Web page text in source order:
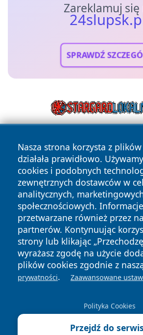
Zareklamuj się
SPRAWDŹ
Nasza strona korzysta z
działała prawidłowo.
cookies i podobnych
zewnętrznych dostawców w
analitycznych,
społecznościowych.
przetwarzane również przez
partnerów. Kontynuując
strony lub klikając
wyrażasz zgodę na użycie
plików cookies zgodnie z
prywatności. Zaawansowane
Polityka Cookies
Przejdź do
Copyright © 2026 24slupsk.pl
News Autorzy
Polityka
Prywatności